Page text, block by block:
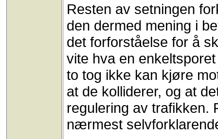
Resten av setningen
den dermed mening i
det forforståelse for å
vite hva en
to tog ikke kan kjøre
at de kolliderer, og at
regulering av
nærmest